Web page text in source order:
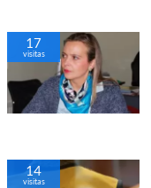
17
visitas
14
visitas